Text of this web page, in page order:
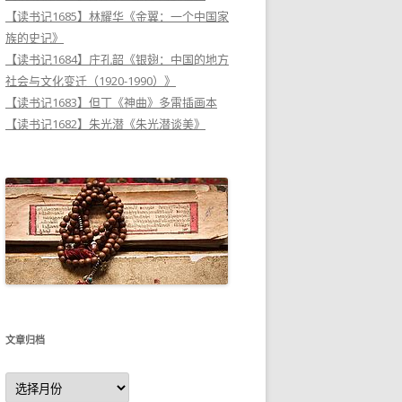
【读书记1685】林耀华《金翼：一个中国家
族的史记》
【读书记1684】庄孔韶《银翅：中国的地方
社会与文化变迁（1920-1990）》
【读书记1683】但丁《神曲》多雷插画本
【读书记1682】朱光潜《朱光潜谈美》
文章归档
文
章